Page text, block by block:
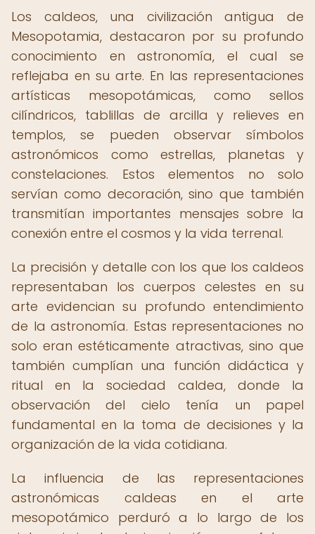
Los caldeos, una civilización antigua de
Mesopotamia, destacaron por su profundo
conocimiento en astronomía, el cual se
reflejaba en su arte. En las representaciones
artísticas mesopotámicas, como sellos
cilíndricos, tablillas de arcilla y relieves en
templos, se pueden observar símbolos
astronómicos como estrellas, planetas y
constelaciones. Estos elementos no solo
servían como decoración, sino que también
transmitían importantes mensajes sobre la
conexión entre el cosmos y la vida terrenal.
La precisión y detalle con los que los caldeos
representaban los cuerpos celestes en su
arte evidencian su profundo entendimiento
de la astronomía. Estas representaciones no
solo eran estéticamente atractivas, sino que
también cumplían una función didáctica y
ritual en la sociedad caldea, donde la
observación del cielo tenía un papel
fundamental en la toma de decisiones y la
organización de la vida cotidiana.
La influencia de las representaciones
astronómicas caldeas en el arte
mesopotámico perduró a lo largo de los